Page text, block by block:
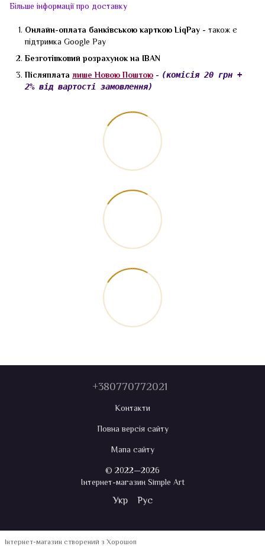
Більше інформації про доставку
Онлайн-оплата банківською карткою LiqPay - також є
підтримка Google Pay
Безготівковий розрахунок на IBAN
Післяплата лише Новою Поштою - (комісія 20 грн +
2% від вартості замовлення)
+380770772021
Контакти
Повна версія сайту
Мапа сайту
© 2022—2026
Інтернет-магазин Simple Art
Укр Рус
Інтернет-магазин створений з Хорошоп